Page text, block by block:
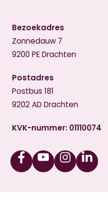
Bezoekadres
Zonnedauw 7
9200 PE Drachten
Postadres
Postbus 181
9202 AD Drachten
KVK-nummer: 01110074
FacebookYoutubeInstagram